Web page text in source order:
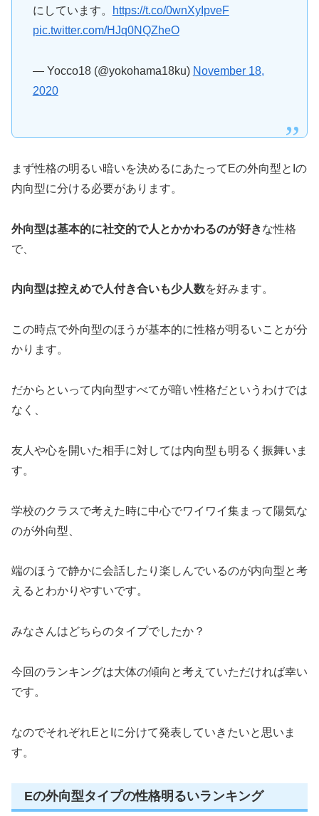
にしています。
https://t.co/0wnXyIpveF
pic.twitter.com/HJq0NQZheO
— Yocco18 (@yokohama18ku) November 18,
2020
まず性格の明るい暗いを決めるにあたってEの外向型とIの
内向型に分ける必要があります。
外向型は基本的に社交的で人とかかわるのが好きな性格
で、
内向型は控えめで人付き合いも少人数を好みます。
この時点で外向型のほうが基本的に性格が明るいことが分
かります。
だからといって内向型すべてが暗い性格だというわけでは
なく、
友人や心を開いた相手に対しては内向型も明るく振舞いま
す。
学校のクラスで考えた時に中心でワイワイ集まって陽気な
のが外向型、
端のほうで静かに会話したり楽しんでいるのが内向型と考
えるとわかりやすいです。
みなさんはどちらのタイプでしたか？
今回のランキングは大体の傾向と考えていただければ幸い
です。
なのでそれぞれEとIに分けて発表していきたいと思いま
す。
Eの外向型タイプの性格明るいランキング